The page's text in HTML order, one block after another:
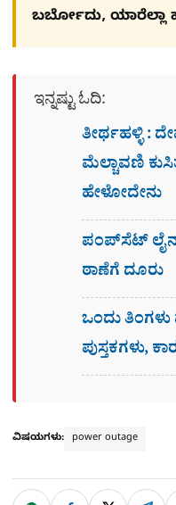
ಬರ್ಬೋದು, ಯಾರೆಲ್ಲಾ
ಇನ್ನಷ್ಟು ಓದಿ:
ತೀರ್ಥಹಳ್ಳಿ :
ಮೆಲ್ಚಾವಣಿ
ಹೇಳೋದೇನು
ಪಂಪ್‌ಸೆಟ್ ಲೈನ್
ಠಾಣೆಗೆ ದೂರು
ಒಂದು
ಪುಸ್ತಕಗಳು,
ವಿಷಯಗಳು: power outage